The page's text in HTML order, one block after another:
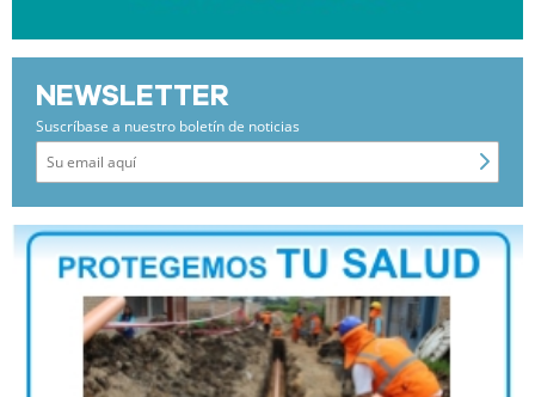
NEWSLETTER
Suscríbase a nuestro boletín de noticias